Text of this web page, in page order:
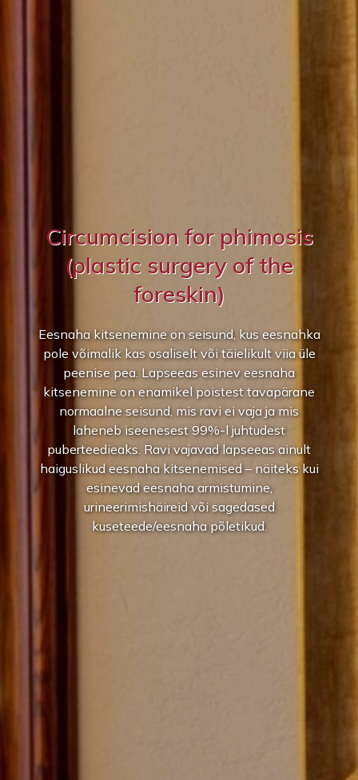
Circumcision for phimosis
(plastic surgery of the
foreskin)
Eesnaha kitsenemine on seisund, kus eesnahka
pole võimalik kas osaliselt või täielikult viia üle
peenise pea. Lapseeas esinev eesnaha
kitsenemine on enamikel poistest tavapärane
normaalne seisund, mis ravi ei vaja ja mis
laheneb iseenesest 99%-l juhtudest
puberteedieaks. Ravi vajavad lapseeas ainult
haiguslikud eesnaha kitsenemised – näiteks kui
esinevad eesnaha armistumine,
urineerimishäireid või sagedased
kuseteede/eesnaha põletikud.